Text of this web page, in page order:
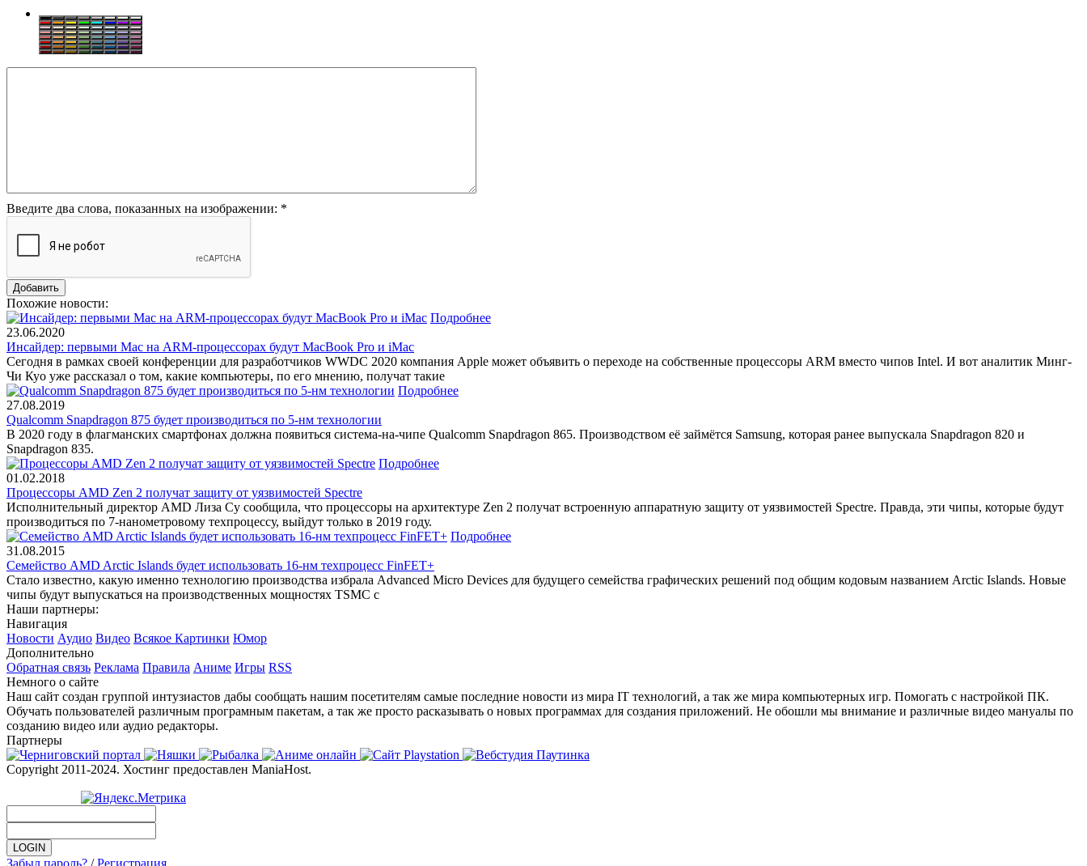
Введите два слова, показанных на изображении: *
Похожие новости:
Подробнее
23.06.2020
Инсайдер: первыми Mac на ARM-процессорах будут MacBook Pro и iMac
Сегодня в рамках своей конференции для разработчиков WWDC 2020 компания Apple может объявить о переходе на собственные процессоры ARM вместо чипов Intel. И вот аналитик Минг-
Чи Куо уже рассказал о том, какие компьютеры, по его мнению, получат такие
Подробнее
27.08.2019
Qualcomm Snapdragon 875 будет производиться по 5-нм технологии
В 2020 году в флагманских смартфонах должна появиться система-на-чипе Qualcomm Snapdragon 865. Производством её займётся Samsung, которая ранее выпускала Snapdragon 820 и
Snapdragon 835.
Подробнее
01.02.2018
Процессоры AMD Zen 2 получат защиту от уязвимостей Spectre
Исполнительный директор AMD Лиза Су сообщила, что процессоры на архитектуре Zen 2 получат встроенную аппаратную защиту от уязвимостей Spectre. Правда, эти чипы, которые будут
производиться по 7-нанометровому техпроцессу, выйдут только в 2019 году.
Подробнее
31.08.2015
Семейство AMD Arctic Islands будет использовать 16-нм техпроцесс FinFET+
Стало известно, какую именно технологию производства избрала Advanced Micro Devices для будущего семейства графических решений под общим кодовым названием Arctic Islands. Новые
чипы будут выпускаться на производственных мощностях TSMC с
Наши партнеры:
Навигация
Новости Аудио Видео Всякое Картинки Юмор
Дополнительно
Обратная связь Реклама Правила Аниме Игры RSS
Немного о сайте
Наш сайт создан группой интузиастов дабы сообщать нашим посетителям самые последние новости из мира IT технологий, а так же мира компьютерных игр. Помогать с настройкой ПК.
Обучать пользователей различным програмным пакетам, а так же просто расказывать о новых программах для создания приложений. Не обошли мы внимание и различные видео мануалы по
созданию видео или аудио редакторы.
Партнеры
Copyright 2011-2024. Хостинг предоставлен ManiaHost.
Забыл пароль? /Регистрация